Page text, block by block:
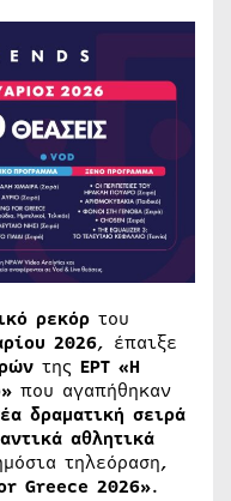
ρεκόρ του
2026, έπαιξε
της ΕΡΤ «Η
που αγαπήθηκαν
δραματική σειρά
αθλητικά
τηλεόραση,
Greece 2026».